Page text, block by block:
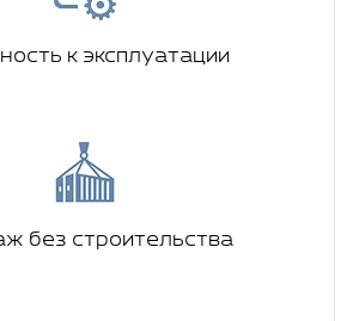
к эксплуатации
без строительства